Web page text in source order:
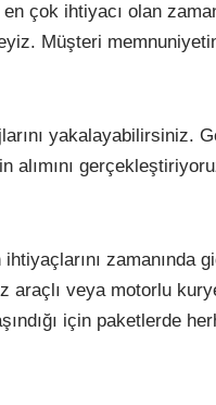
çok ihtiyacı olan
Müşteri
yakalayabilirsiniz.
alımını
zamanında
araçlı veya motorlu
için paketlerde